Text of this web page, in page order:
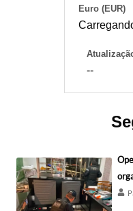
Euro (EUR)
--